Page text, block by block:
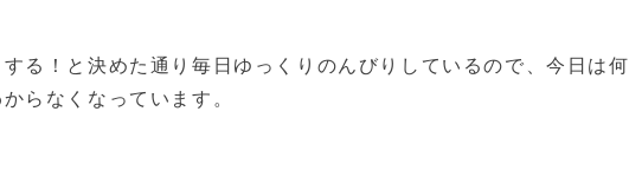
る！と決めた通り毎日ゆっくりのんびりしているので、今日は何
らなくなっています。